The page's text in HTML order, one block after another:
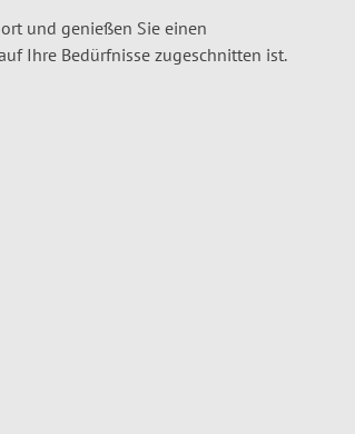
und genießen Sie einen
Ihre Bedürfnisse zugeschnitten ist.